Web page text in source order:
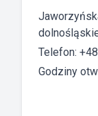
Telefon:
Godziny